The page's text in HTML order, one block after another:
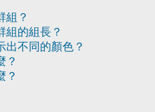
組？
組的組長？
出不同的顏色？
？
？